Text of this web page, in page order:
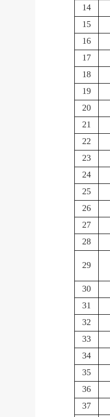
14
15
16
17
18
19
20
21
22
23
24
25
26
27
28
29
30
31
32
33
34
35
36
37